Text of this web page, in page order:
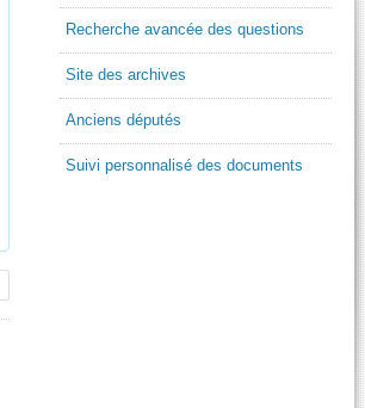
Recherche avancée des questions
Site des archives
Anciens députés
Suivi personnalisé des documents